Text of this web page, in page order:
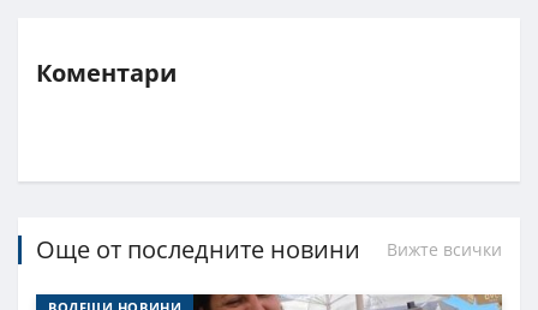
Коментари
Още от последните новини Вижте всички